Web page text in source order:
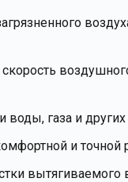
воды, газа и
и точной
вытягиваемого